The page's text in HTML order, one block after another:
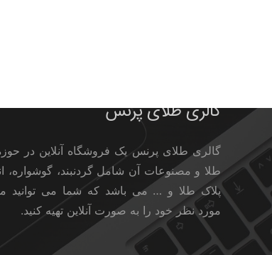
گالری طلای پرنس
گالری طلای پرنس یک فروشگاه آنلاین در
طلا و مصنوعات آن شامل گردنبند، گوشواره،
پلاک طلا و … می باشد که شما می توانید
مورد نظر خود را به صورت آنلاین تهیه کنید.